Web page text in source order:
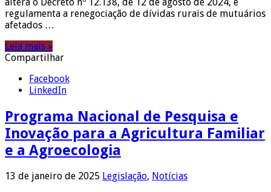
regulamenta a renegociação de dívidas rurais de mutuários
afetados …
Leia mais »
Compartilhar
Facebook
LinkedIn
Programa Nacional de Pesquisa e
Inovação para a Agricultura Familiar
e a Agroecologia
13 de janeiro de 2025 Legislação, Notícias